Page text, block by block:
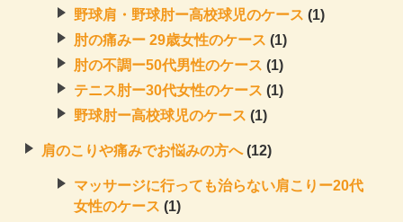
野球肩・野球肘ー高校球児のケース (1)
肘の痛みー 29歳女性のケース (1)
肘の不調ー50代男性のケース (1)
テニス肘ー30代女性のケース (1)
野球肘ー高校球児のケース (1)
肩のこりや痛みでお悩みの方へ(12)
マッサージに行っても治らない肩こりー20代
女性のケース (1)